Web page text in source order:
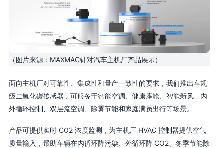
（图片来源：MAXMAC针对汽车主机厂产品展示）
面向主机厂对可靠性、集成性和量产一致性的要求，我们推出车规
级二氧化碳传感器，可服务于智能空调、健康座舱、智能新风、内
外循环控制、双层流空调、除雾节能和家庭满员出行等场景。
产品可提供实时 CO2 浓度监测，为主机厂 HVAC 控制器提供空气
质量输入，帮助车辆在内循环降污染、外循环降 CO2、冬季节能除